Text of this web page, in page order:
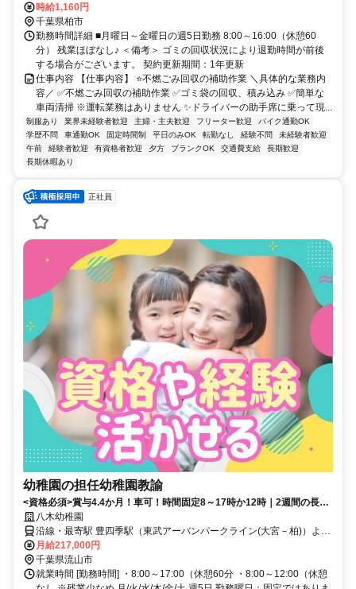
時給1,160円
千葉県柏市
勤務時間詳細 ■月曜日～金曜日の週5日勤務 8:00～16:00（休憩60
分） 残業ほぼなし♪ ＜備考＞ ゴミの回収状況により退勤時間が前後
する場合がございます。 契約更新期間：1年更新
仕事内容 【仕事内容】 ⭐不燃ごみ回収の補助作業 ＼具体的な業務内
容／ ✅不燃ごみ回収の補助作業 ✅ゴミ袋の回収、積み込み ✅簡単な
車両清掃 ※運転業務はありません ✨ドライバーの助手席に乗って現...
制服あり 業界未経験者歓迎 主婦・主夫歓迎 フリーター歓迎
バイク通勤OK
学歴不問
車通勤OK 固定時間制 平日のみOK 転勤なし 経験不問
未経験者歓迎
午前
経験者歓迎 有資格者歓迎 夕方 ブランクOK 交通費支給
長期歓迎
長期休暇あり
正社員
幼稚園の担任幼稚園教諭
<資格必須>賞与4.4か月！車可！時間固定8～17時か12時｜2週間の長期
休みあり｜未経験ブランク可
八木幼稚園
沿線・最寄駅 豊四季駅（東武アーバンパークライン(大宮－柏)）より
徒歩16分 流山おおたかの森駅（つくばエクスプレス/東武アーバンパ
ークライン(大宮－柏)）より徒歩22分 流山おおたかの森駅（つくばエ
クスプレス）より徒歩23分
月給217,000円
千葉県流山市
就業時間 [勤務時間] ・8:00～17:00（休憩60分 ・8:00～12:00（休憩